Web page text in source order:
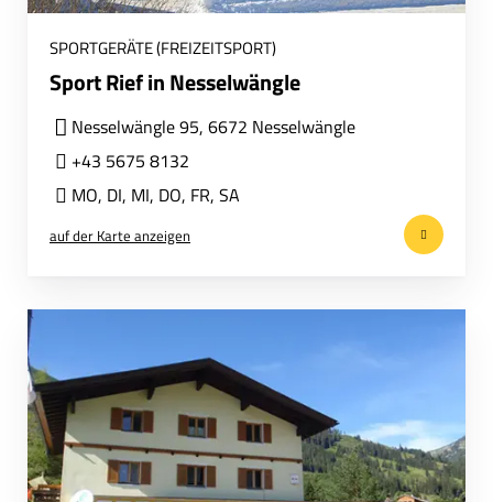
SPORTGERÄTE (FREIZEITSPORT)
Sport Rief in Nesselwängle
Nesselwängle 95, 6672 Nesselwängle
+43 5675 8132
MO, DI, MI, DO, FR, SA
auf der Karte anzeigen